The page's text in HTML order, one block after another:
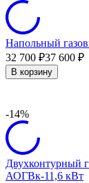
Напольный
32 700 ₽37 600 ₽
В корзину
-14%
Двухконтурный
АОГВк-11,6 кВт